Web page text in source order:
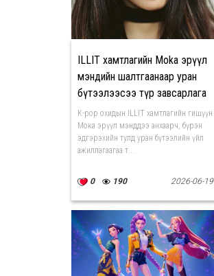
ILLIT хамтлагийн Moka эрүүл
мэндийн шалтгаанаар уран
бүтээлээсээ түр завсарлага
авахаар болжээ
K-pop охидын ILLIT хамтлагийн гишүүн
Мока эрүүл мэнддээ анхаарч, бүрэн
эдгэрэхийн тулд уран бүтээлийн үйл
ажиллагаагаа т...
0 190 2026-06-19